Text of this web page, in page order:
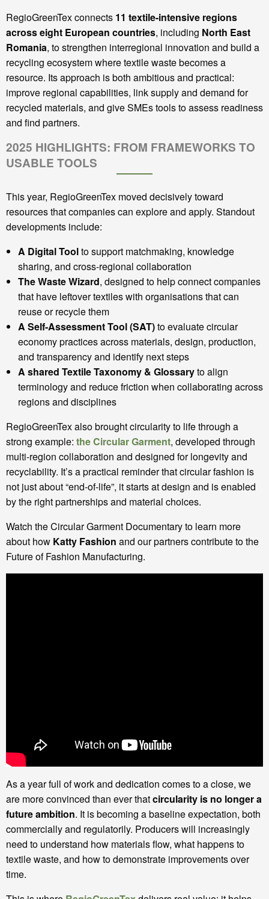
RegioGreenTex connects 11 textile-intensive regions
across eight European countries, including North East
Romania, to strengthen interregional innovation and build a
recycling ecosystem where textile waste becomes a
resource. Its approach is both ambitious and practical:
improve regional capabilities, link supply and demand for
recycled materials, and give SMEs tools to assess readiness
and find partners.
2025 HIGHLIGHTS: FROM FRAMEWORKS TO
USABLE TOOLS
This year, RegioGreenTex moved decisively toward
resources that companies can explore and apply. Standout
developments include:
A Digital Toolto support matchmaking, knowledge
sharing, and cross-regional collaboration
The Waste Wizard, designed to help connect companies
that have leftover textiles with organisations that can
reuse or recycle them
A Self-Assessment Tool (SAT)to evaluate circular
economy practices across materials, design, production,
and transparency and identify next steps
A shared Textile Taxonomy & Glossaryto align
terminology and reduce friction when collaborating across
regions and disciplines
RegioGreenTex also brought circularity to life through a
strong example: the Circular Garment, developed through
multi-region collaboration and designed for longevity and
recyclability. It’s a practical reminder that circular fashion is
not just about “end-of-life”, it starts at design and is enabled
by the right partnerships and material choices.
Watch the Circular Garment Documentary to learn more
about how Katty Fashion and our partners contribute to the
Future of Fashion Manufacturing.
As a year full of work and dedication comes to a close, we
are more convinced than ever thatcircularity is no longer a
future ambition. It is becoming a baseline expectation, both
commercially and regulatorily. Producers will increasingly
need to understand how materials flow, what happens to
textile waste, and how to demonstrate improvements over
time.